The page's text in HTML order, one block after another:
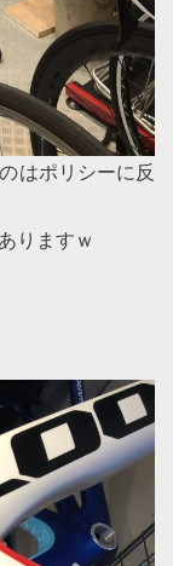
はポリシーに反
りますｗ